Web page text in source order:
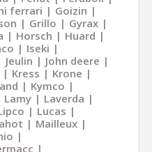
ferrari
Goizin
Grillo
Gyrax
Horsch
Huard
Iseki
Jeulin
John deere
Kress
Krone
Kymco
Lamy
Laverda
Lucas
Mailleux